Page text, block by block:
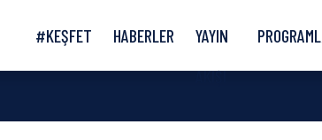
#KEŞFET HABERLER
YAYIN
AKIŞI